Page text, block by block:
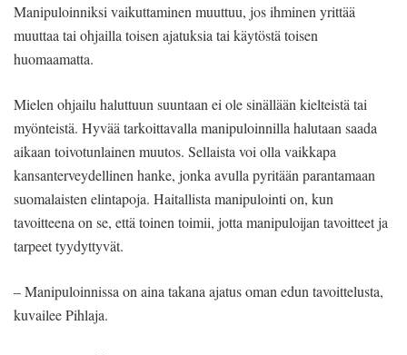
Manipuloinniksi vaikuttaminen muuttuu, jos ihminen yrittää
muuttaa tai ohjailla toisen ajatuksia tai käytöstä toisen
huomaamatta.
Mielen ohjailu haluttuun suuntaan ei ole sinällään kielteistä tai
myönteistä. Hyvää tarkoittavalla manipuloinnilla halutaan saada
aikaan toivotunlainen muutos. Sellaista voi olla vaikkapa
kansanterveydellinen hanke, jonka avulla pyritään parantamaan
suomalaisten elintapoja. Haitallista manipulointi on, kun
tavoitteena on se, että toinen toimii, jotta manipuloijan tavoitteet ja
tarpeet tyydyttyvät.
– Manipuloinnissa on aina takana ajatus oman edun tavoittelusta,
kuvailee Pihlaja.